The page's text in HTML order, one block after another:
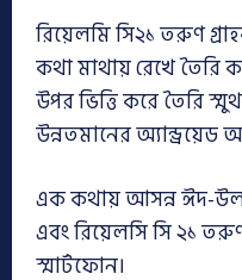
রিয়েলমি সি২১ তরুণ
কথা মাথায় রেখে তৈরি
উপর ভিত্তি করে তৈরি
উন্নতমানের অ্যান্ড্রয়েড
এক কথায় আসন্ন ঈদ-
এবং রিয়েলসি সি ২১
স্মার্টফোন।